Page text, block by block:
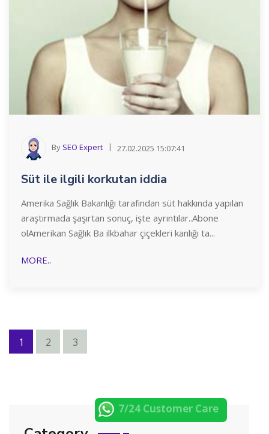
By SEO Expert 27.02.2025 15:07:41
Süt ile ilgili korkutan iddia
Amerika Sağlık Bakanlığı tarafından süt hakkında yapılan
araştırmada şaşırtan sonuç, işte ayrıntılar..Abone
olAmerikan Sağlık Ba ilkbahar çiçekleri kanlığı ta...
MORE..
1 2 3
7/24 Customer Care